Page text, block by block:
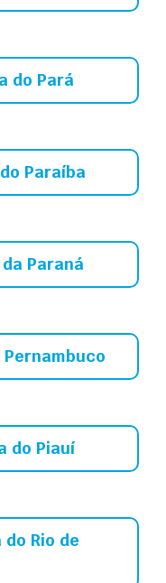
do Pará
Paraíba
Paraná
do Piauí
Rio de